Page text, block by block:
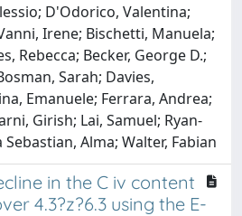
D'Odorico, Valentina;
Irene; Bischetti, Manuela;
Rebecca; Becker, George D.;
Sarah; Davies,
Emanuele; Ferrara, Andrea;
Girish; Lai, Samuel; Ryan-
Alma; Walter, Fabian
in the C iv content
4.3?z?6.3 using the E-